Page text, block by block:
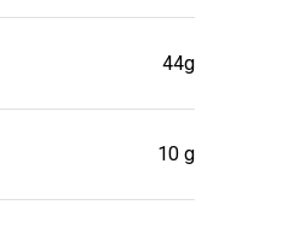
44g
10 g